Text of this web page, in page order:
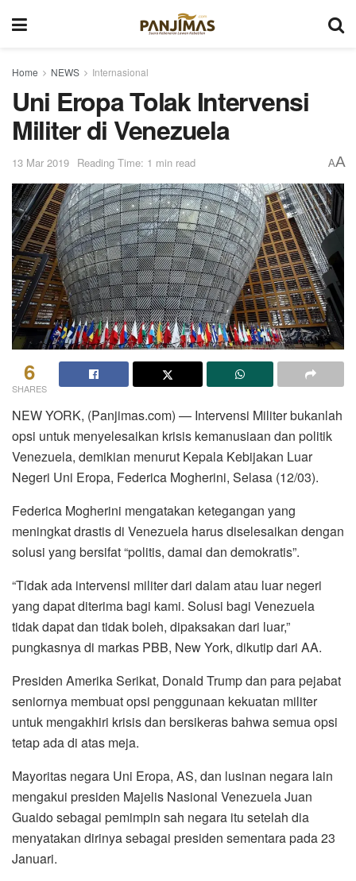
Home NEWS Internasional
Uni Eropa Tolak Intervensi
Militer di Venezuela
13 Mar 2019 Reading Time: 1 min read AA
6
SHARES
NEW YORK, (Panjimas.com) — Intervensi Militer bukanlah
opsi untuk menyelesaikan krisis kemanusiaan dan politik
Venezuela, demikian menurut Kepala Kebijakan Luar
Negeri Uni Eropa, Federica Mogherini, Selasa (12/03).
Federica Mogherini mengatakan ketegangan yang
meningkat drastis di Venezuela harus diselesaikan dengan
solusi yang bersifat “politis, damai dan demokratis”.
“Tidak ada intervensi militer dari dalam atau luar negeri
yang dapat diterima bagi kami. Solusi bagi Venezuela
tidak dapat dan tidak boleh, dipaksakan dari luar,”
pungkasnya di markas PBB, New York, dikutip dari AA.
Presiden Amerika Serikat, Donald Trump dan para pejabat
seniornya membuat opsi penggunaan kekuatan militer
untuk mengakhiri krisis dan bersikeras bahwa semua opsi
tetap ada di atas meja.
Mayoritas negara Uni Eropa, AS, dan lusinan negara lain
mengakui presiden Majelis Nasional Venezuela Juan
Guaido sebagai pemimpin sah negara itu setelah dia
menyatakan dirinya sebagai presiden sementara pada 23
Januari.